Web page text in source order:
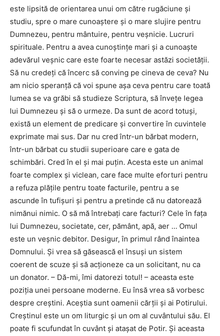
este lipsită de orientarea unui om către rugăciune și
studiu, spre o mare cunoaștere și o mare slujire pentru
Dumnezeu, pentru mântuire, pentru veșnicie. Lucruri
spirituale. Pentru a avea cunoștințe mari și a cunoaște
adevărul veșnic care este foarte necesar astăzi societății.
Să nu credeți că încerc să conving pe cineva de ceva? Nu
am nicio speranță că voi spune așa ceva pentru care toată
lumea se va grăbi să studieze Scriptura, să învețe legea
lui Dumnezeu și să o urmeze. Da sunt de acord totuși,
există un element de predicare și convertire în cuvintele
exprimate mai sus. Dar nu cred într-un bărbat modern,
într-un bărbat cu studii superioare care e gata de
schimbări. Cred în el și mai puțin. Acesta este un animal
foarte complex și viclean, care face multe eforturi pentru
a refuza plățile pentru toate facturile, pentru a se
ascunde în tufișuri și pentru a pretinde că nu datorează
nimănui nimic. O să mă întrebați care facturi? Cele în fața
lui Dumnezeu, societate, cer, pământ, apă, aer … Omul
este un veșnic debitor. Desigur, în primul rând înaintea
Domnului. Și vrea să găsească el însuși un sistem
coerent de scuze și să acționeze ca un solicitant, nu ca
un donator. – Dă-mi, îmi datorezi totul! – aceasta este
poziția unei persoane moderne. Eu însă vrea să vorbesc
despre creștini. Aceștia sunt oamenii cărții și ai Potirului.
Creștinul este un om liturgic și un om al cuvântului său. El
poate fi scufundat în cuvânt și atașat de Potir. Și aceasta